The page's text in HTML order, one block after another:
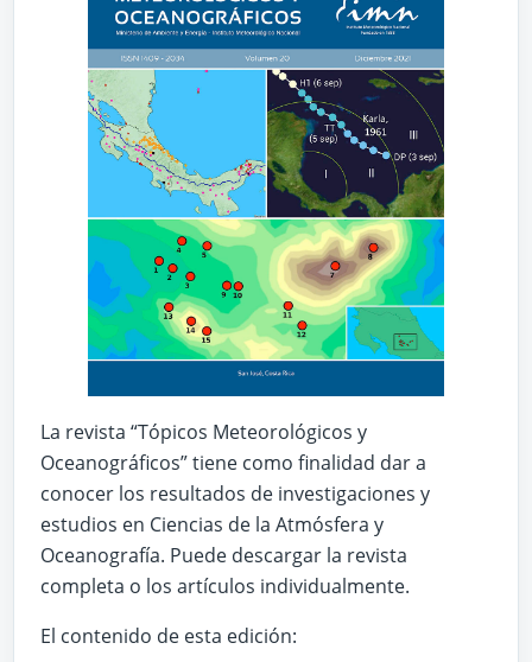
La revista “Tópicos Meteorológicos y
Oceanográficos” tiene como finalidad dar a
conocer los resultados de investigaciones y
estudios en Ciencias de la Atmósfera y
Oceanografía. Puede descargar la revista
completa o los artículos individualmente.
El contenido de esta edición: